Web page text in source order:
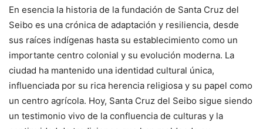
En esencia la historia de la fundación de Santa Cruz del
Seibo es una crónica de adaptación y resiliencia, desde
sus raíces indígenas hasta su establecimiento como un
importante centro colonial y su evolución moderna. La
ciudad ha mantenido una identidad cultural única,
influenciada por su rica herencia religiosa y su papel como
un centro agrícola. Hoy, Santa Cruz del Seibo sigue siendo
un testimonio vivo de la confluencia de culturas y la